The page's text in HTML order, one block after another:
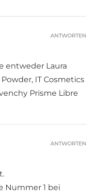
entweder Laura
IT Cosmetics
Prisme Libre
ANTWORTEN
Nummer 1 bei
ANTWORTEN